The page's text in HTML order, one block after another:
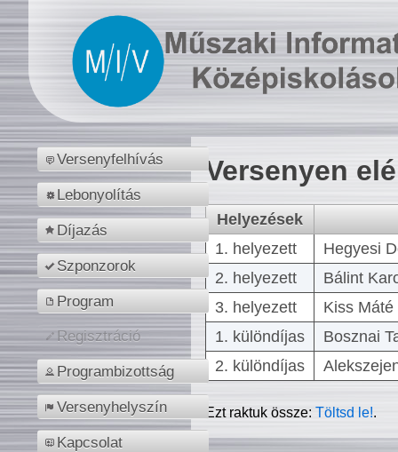
Versenyfelhívás
Lebonyolítás
Díjazás
Szponzorok
Program
Regisztráció
Programbizottság
Versenyhelyszín
Kapcsolat
Versenyen
Helyezések
1. helyezett
Hegyesi
2. helyezett
Bálint
3. helyezett
Kiss
1. különdíjas
Bosznai
2. különdíjas
Ezt raktuk össze:Töltsd le!.